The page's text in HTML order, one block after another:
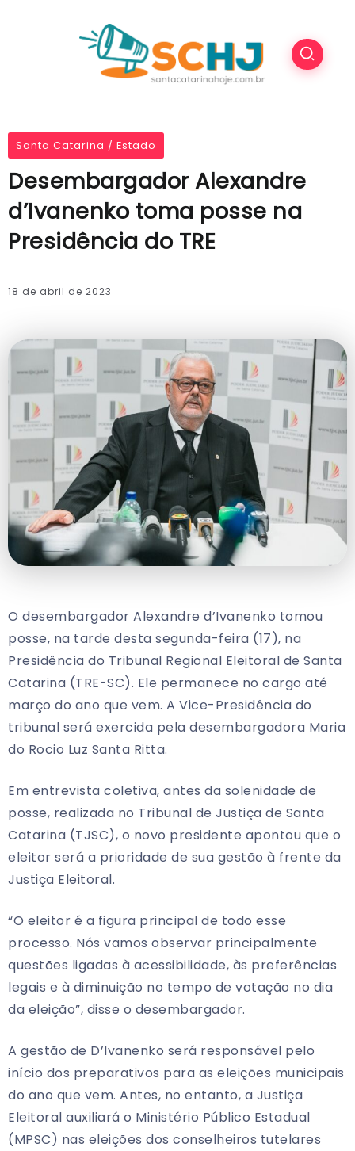
Santa Catarina / Estado
Desembargador Alexandre
d’Ivanenko toma posse na
Presidência do TRE
18 de abril de 2023
O desembargador Alexandre d’Ivanenko tomou
posse, na tarde desta segunda-feira (17), na
Presidência do Tribunal Regional Eleitoral de Santa
Catarina (TRE-SC). Ele permanece no cargo até
março do ano que vem. A Vice-Presidência do
tribunal será exercida pela desembargadora Maria
do Rocio Luz Santa Ritta.
Em entrevista coletiva, antes da solenidade de
posse, realizada no Tribunal de Justiça de Santa
Catarina (TJSC), o novo presidente apontou que o
eleitor será a prioridade de sua gestão à frente da
Justiça Eleitoral.
“O eleitor é a figura principal de todo esse
processo. Nós vamos observar principalmente
questões ligadas à acessibilidade, às preferências
legais e à diminuição no tempo de votação no dia
da eleição”, disse o desembargador.
A gestão de D’Ivanenko será responsável pelo
início dos preparativos para as eleições municipais
do ano que vem. Antes, no entanto, a Justiça
Eleitoral auxiliará o Ministério Público Estadual
(MPSC) nas eleições dos conselheiros tutelares